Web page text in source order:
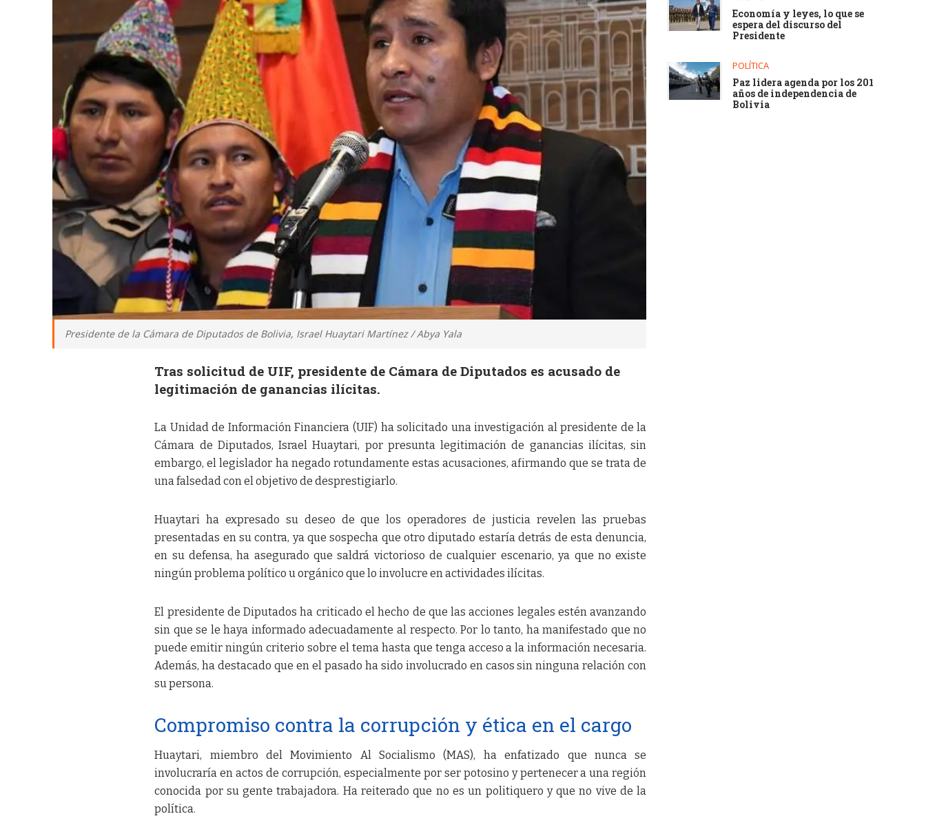
Presidente de la Cámara de Diputados de Bolivia, Israel Huaytari Martínez / Abya Yala
Tras solicitud de UIF, presidente de Cámara de Diputados es acusado de
legitimación de ganancias ilícitas.
La Unidad de Información Financiera (UIF) ha solicitado una investigación al presidente de la
Cámara de Diputados, Israel Huaytari, por presunta legitimación de ganancias ilícitas, sin
embargo, el legislador ha negado rotundamente estas acusaciones, afirmando que se trata de
una falsedad con el objetivo de desprestigiarlo.
Huaytari ha expresado su deseo de que los operadores de justicia revelen las pruebas
presentadas en su contra, ya que sospecha que otro diputado estaría detrás de esta denuncia,
en su defensa, ha asegurado que saldrá victorioso de cualquier escenario, ya que no existe
ningún problema político u orgánico que lo involucre en actividades ilícitas.
El presidente de Diputados ha criticado el hecho de que las acciones legales estén avanzando
sin que se le haya informado adecuadamente al respecto. Por lo tanto, ha manifestado que no
puede emitir ningún criterio sobre el tema hasta que tenga acceso a la información necesaria.
Además, ha destacado que en el pasado ha sido involucrado en casos sin ninguna relación con
su persona.
Compromiso contra la corrupción y ética en el cargo
Huaytari, miembro del Movimiento Al Socialismo (MAS), ha enfatizado que nunca se
involucraría en actos de corrupción, especialmente por ser potosino y pertenecer a una región
conocida por su gente trabajadora. Ha reiterado que no es un politiquero y que no vive de la
política.
Economía y leyes, lo que se
espera del discurso del
Presidente
POLÍTICA
Paz lidera agenda por los 201
años de independencia de
Bolivia